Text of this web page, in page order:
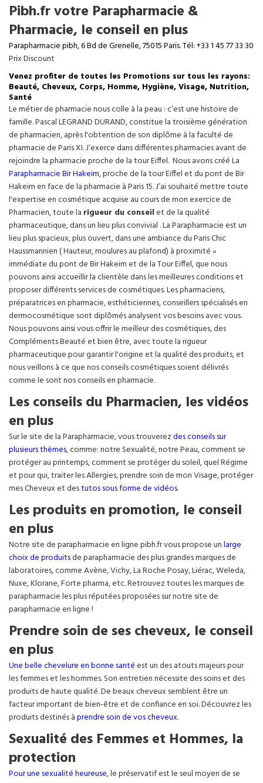
Pibh.fr votre Parapharmacie &
Pharmacie, le conseil en plus
Parapharmacie pibh, 6 Bd de Grenelle, 75015 Paris. Tél: +33 1 45 77 33 30
Prix Discount
Venez profiter de toutes les Promotions sur tous les rayons:
Beauté, Cheveux, Corps, Homme, Hygiène, Visage, Nutrition,
Santé
Le métier de pharmacie nous colle à la peau : c’est une histoire de
famille. Pascal LEGRAND DURAND, constitue la troisième génération
de pharmacien, après l'obtention de son diplôme à la faculté de
pharmacie de Paris XI. J’exerce dans différentes pharmacies avant de
rejoindre la pharmacie proche de la tour Eiffel. Nous avons créé La
Parapharmacie Bir Hakeim, proche de la tourEiffelet du pont de Bir
Hakeim en face de la pharmacie à Paris 15. J’ai souhaité mettre toute
l'expertise en cosmétique acquise au cours de mon exercice de
Pharmacien, toute la rigueur du conseilet de la qualité
pharmaceutique, dans un lieu plus convivial . La Parapharmacie est un
lieu plus spacieux, plus ouvert, dans une ambiance du Paris Chic
Haussmannien ( Hauteur, moulures au plafond) à proximité »
immédiate du pont de Bir Hakeim et de la Tour Eiffel, que nous
pouvons ainsi accueillir la clientèle dans les meilleures conditions et
proposer différents services de cosmétiques. Les pharmaciens,
préparatrices en pharmacie, esthéticiennes, conseillers spécialisés en
dermocosmétique sont diplômés analysent vos besoins avec vous.
Nous pouvons ainsi vous offrir le meilleur des cosmétiques, des
Compléments Beauté et bien être, avec toute la rigueur
pharmaceutique pour garantir l'origine et la qualité des produits, et
nous veillons à ce que nos conseils cosmétiques soient délivrés
comme le sont nos conseils en pharmacie.
Les conseils du Pharmacien, les vidéos
en plus
Sur le site de la Parapharmacie, vous trouverezdes conseils sur
plusieurs thèmes, comme: notre Sexualité, notre Peau, comment se
protéger au printemps, comment se protéger du soleil, quel Régime
et pour qui, traiter les Allergies, prendre soin de mon Visage, protéger
mes Cheveux et destutos sous forme de vidéos.
Les produits en promotion, le conseil
en plus
Notre site de parapharmacie en ligne pibh.fr vous propose unlarge
choix de produitsde parapharmacie des plus grandes marques de
laboratoires, comme Avène, Vichy, La Roche Posay, Liérac, Weleda,
Nuxe, Klorane, Forte pharma, etc. Retrouvez toutes les marques de
parapharmacie les plus réputées proposées sur notre site de
parapharmacie en ligne !
Prendre soin de ses cheveux, le conseil
en plus
Une belle chevelure en bonne santéest un des atouts majeurs pour
les femmes et les hommes. Son entretien nécessite des soins et des
produits de haute qualité. De beaux cheveux semblent être un
facteur important de bien-être et de confiance en soi. Découvrez les
produits destinés àprendre soin de vos cheveux.
Sexualité des Femmes et Hommes, la
protection
Pour une sexualité heureuse, le préservatif est le seul moyen de se